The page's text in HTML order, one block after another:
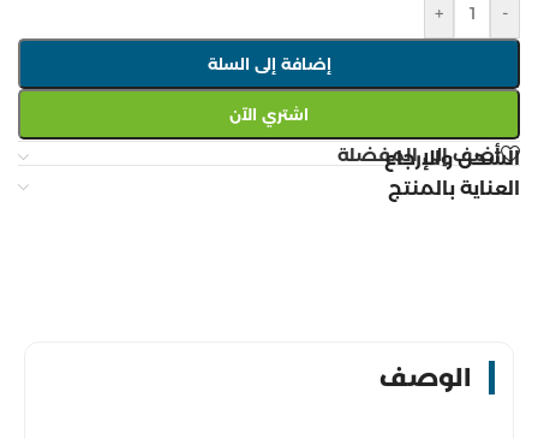
-
+
إضافة إلى السلة
اشتري الآن
أضف إلى المفضلة
الشحن والإرجاع
العناية بالمنتج
الوصف